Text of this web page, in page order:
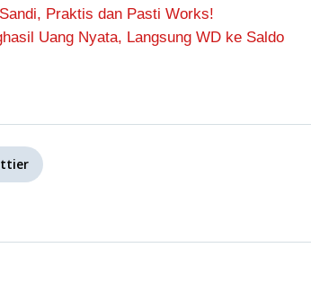
Praktis dan Pasti Works!
Uang Nyata, Langsung WD ke Saldo